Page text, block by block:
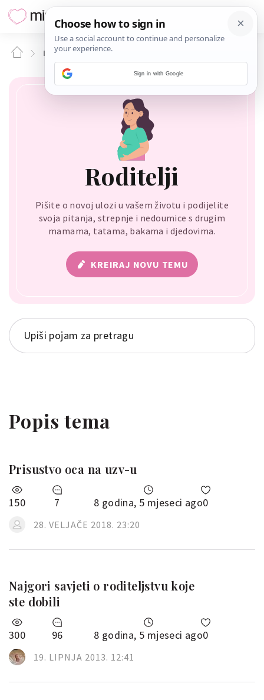
RODITELJI
Roditelji
Pišite o novoj ulozi u vašem životu i podijelite
svoja pitanja, strepnje i nedoumice s drugim
mamama, tatama, bakama i djedovima.
KREIRAJ NOVU TEMU
Popis tema
Prisustvo oca na uzv-u
150 7 8 godina, 5 mjeseci ago0
28. VELJAČE 2018. 23:20
Najgori savjeti o roditeljstvu koje
ste dobili
300 96 8 godina, 5 mjeseci ago0
19. LIPNJA 2013. 12:41
Sign in with Google